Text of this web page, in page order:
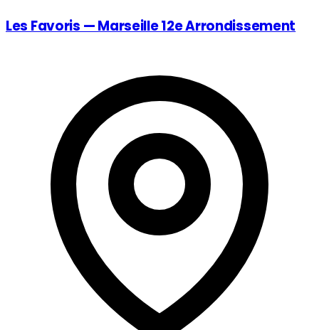
Les Favoris — Marseille 12e Arrondissement